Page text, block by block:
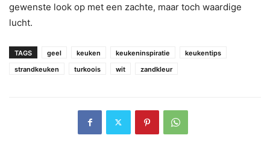
gewenste look op met een zachte, maar toch waardige
lucht.
TAGS geel keuken keukeninspiratie
keukentips
strandkeuken
turkoois wit zandkleur